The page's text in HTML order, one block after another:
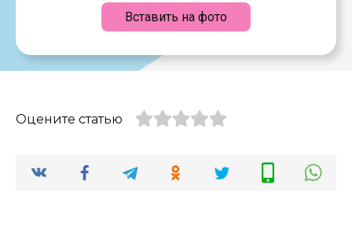
Вставить на фото
Оцените статью